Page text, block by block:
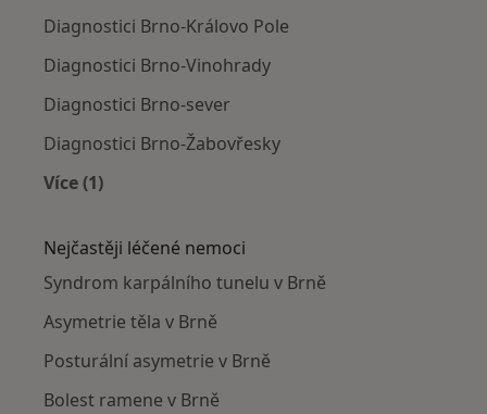
Diagnostici Brno-Královo Pole
Diagnostici Brno-Vinohrady
Diagnostici Brno-sever
Diagnostici Brno-Žabovřesky
Více (1)
Nejčastěji léčené nemoci
Syndrom karpálního tunelu v Brně
Asymetrie těla v Brně
Posturální asymetrie v Brně
Bolest ramene v Brně